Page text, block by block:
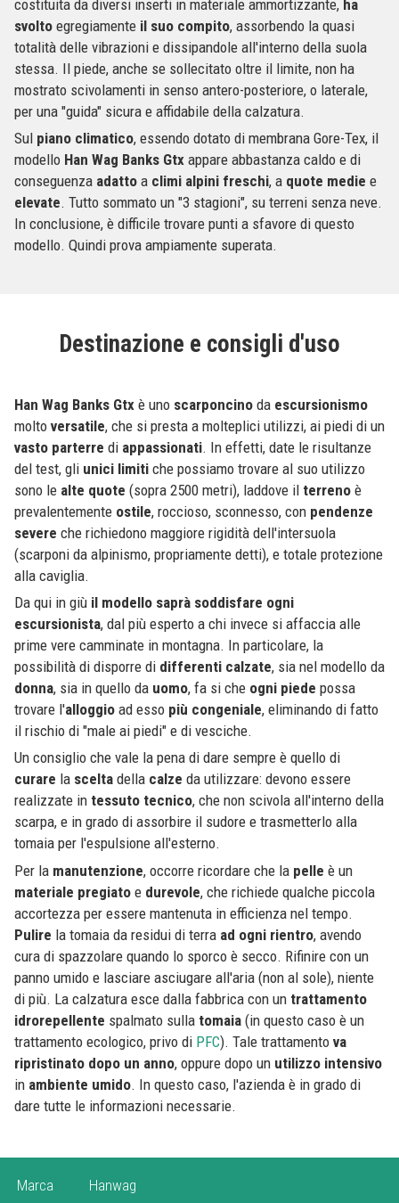
costituita da diversi inserti in materiale ammortizzante, ha
svolto egregiamente il suo compito, assorbendo la quasi
totalità delle vibrazioni e dissipandole all'interno della suola
stessa. Il piede, anche se sollecitato oltre il limite, non ha
mostrato scivolamenti in senso antero-posteriore, o laterale,
per una "guida" sicura e affidabile della calzatura.
Sul piano climatico, essendo dotato di membrana Gore-Tex, il
modello Han Wag Banks Gtx appare abbastanza caldo e di
conseguenza adatto a climi alpini freschi, a quote medie e
elevate. Tutto sommato un "3 stagioni", su terreni senza neve.
In conclusione, è difficile trovare punti a sfavore di questo
modello. Quindi prova ampiamente superata.
Destinazione e consigli d'uso
Han Wag Banks Gtx è uno scarponcino da escursionismo
molto versatile, che si presta a molteplici utilizzi, ai piedi di un
vasto parterre di appassionati. In effetti, date le risultanze
del test, gli unici limiti che possiamo trovare al suo utilizzo
sono le alte quote (sopra 2500 metri), laddove il terreno è
prevalentemente ostile, roccioso, sconnesso, con pendenze
severe che richiedono maggiore rigidità dell'intersuola
(scarponi da alpinismo, propriamente detti), e totale protezione
alla caviglia.
Da qui in giù il modello saprà soddisfare ogni
escursionista, dal più esperto a chi invece si affaccia alle
prime vere camminate in montagna. In particolare, la
possibilità di disporre di differenti calzate, sia nel modello da
donna, sia in quello da uomo, fa si che ogni piede possa
trovare l'alloggio ad esso più congeniale, eliminando di fatto
il rischio di "male ai piedi" e di vesciche.
Un consiglio che vale la pena di dare sempre è quello di
curare la scelta della calze da utilizzare: devono essere
realizzate in tessuto tecnico, che non scivola all'interno della
scarpa, e in grado di assorbire il sudore e trasmetterlo alla
tomaia per l'espulsione all'esterno.
Per la manutenzione, occorre ricordare che la pelle è un
materiale pregiato e durevole, che richiede qualche piccola
accortezza per essere mantenuta in efficienza nel tempo.
Pulire la tomaia da residui di terra ad ogni rientro, avendo
cura di spazzolare quando lo sporco è secco. Rifinire con un
panno umido e lasciare asciugare all'aria (non al sole), niente
di più. La calzatura esce dalla fabbrica con un trattamento
idrorepellente spalmato sulla tomaia (in questo caso è un
trattamento ecologico, privo di PFC). Tale trattamento va
ripristinato dopo un anno, oppure dopo un utilizzo intensivo
in ambiente umido. In questo caso, l'azienda è in grado di
dare tutte le informazioni necessarie.
Marca
Hanwag